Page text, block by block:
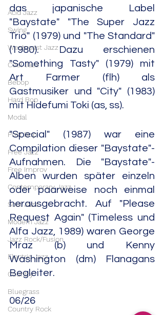
Acid Jazz
Swing
Westcoast Jazz
Cool Jazz
Bebop
Hard Bop
Modal
Post Bop
Free Jazz
Free Improv
Contemporary Jazz
Soul Jazz
Modern Jazz
Jazz Rock/Fusion
Electric Jazz
Country
Bluegrass
Country Rock
das japanische Label
"Baystate" "The Super Jazz
Trio" (1979) und "The Standard"
(1980). Dazu erschienen
"Something Tasty" (1979) mit
Art Farmer (flh) als
Gastmusiker und "City" (1983)
mit Hidefumi Toki (as, ss).
"Special" (1987) war eine
Compilation dieser "Baystate"-
Aufnahmen. Die "Baystate"-
Alben wurden später einzeln
oder paarweise noch einmal
herausgebracht. Auf "Please
Request Again" (Timeless und
Alfa Jazz, 1989) waren George
Mraz (b) und Kenny
Washington (dm) Flanagans
Begleiter.
06/26